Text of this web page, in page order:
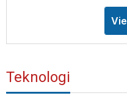
Teknologi